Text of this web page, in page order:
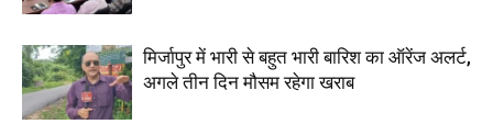
मिर्जापुर में भारी से बहुत भारी बारिश का ऑरेंज अलर्ट,
अगले तीन दिन मौसम रहेगा खराब